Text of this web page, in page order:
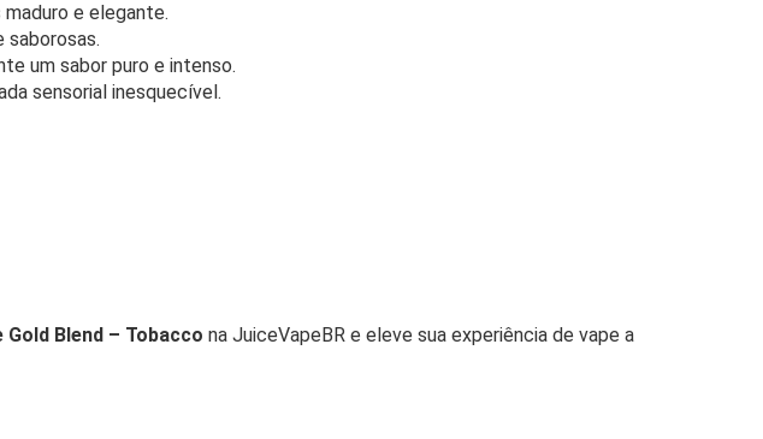
e elegante.
saborosas.
um sabor puro e intenso.
sensorial inesquecível.
Gold Blend – Tobacco na JuiceVapeBR e eleve sua experiência de vape a